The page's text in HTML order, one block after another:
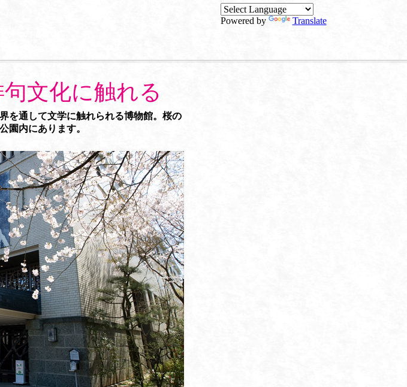
Powered by Translate
文化に触れる
を通して文学に触れられる博物館。桜の
園内にあります。